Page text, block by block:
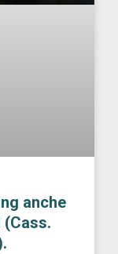
anche